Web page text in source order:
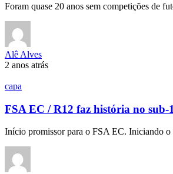
Foram quase 20 anos sem competições de
Alê Alves
2 anos atrás
capa
FSA EC / R12 faz história no sub-
Início promissor para o FSA EC. Iniciando